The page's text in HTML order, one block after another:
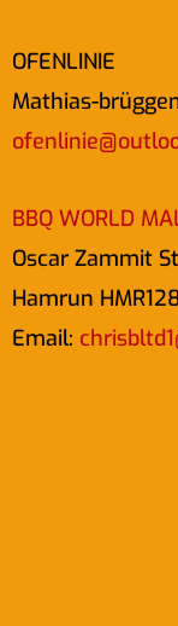
OFENLINIE
Mathias-
BBQ WORLD
Oscar Zammit
Hamrun
Email: